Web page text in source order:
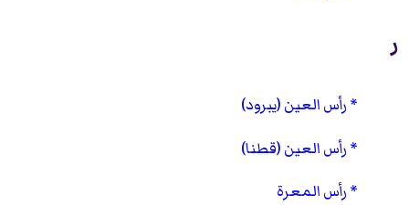
ر
رأس العين (يبرود)
رأس العين (قطنا)
رأس المعرة